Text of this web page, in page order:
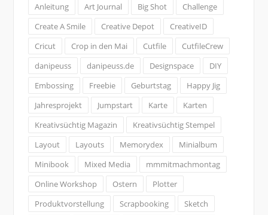
Anleitung Art Journal Big Shot
Challenge
Create A Smile
Creative Depot
CreativeID
Cricut
Crop in den Mai Cutfile
CutfileCrew
danipeuss
danipeuss.de Designspace
DIY
Embossing
Freebie Geburtstag
Happy Jig
Jahresprojekt
Jumpstart Karte
Karten
Kreativsüchtig Magazin
Kreativsüchtig Stempel
Layout
Layouts Memorydex
Minialbum
Minibook
Mixed Media
mmmitmachmontag
Online Workshop
Ostern
Plotter
Produktvorstellung
Scrapbooking
Sketch